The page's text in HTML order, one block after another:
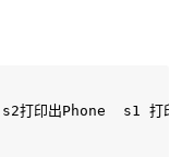
出Phone  s1 打印